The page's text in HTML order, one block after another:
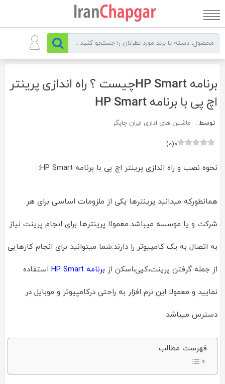
به
برنامه HP Smartچیست ؟ راه اندازی پرینتر
اچ پی با برنامه HP Smart
توسط : ماشین های اداری ایران چاپگر
0
(
0
)
نحوه نصب و راه اندازی پرینتر اچ پی با برنامه HP Smart:
همانطورکه میدانید پرینترها یکی از ملزومات اساسی برای هر
شرکت و یا موسسه میباشد.معمولا پرینترها برای انجام پرینت نیاز
به اتصال به یک کامپیوتر را دارند.شما میتوانید برای انجام کارهایی
از جمله گرفتن پرینت،کپی،اسکن از برنامه HP Smart استفاده
نمایید و معمولا این نرم افزار به راحتی درکامپیوتر و موبایل در
دسترس میباشد.
فهرست مطالب